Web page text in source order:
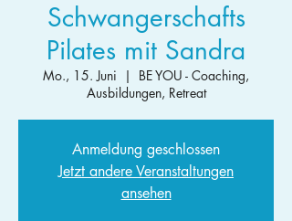
Schwangerschafts
Pilates mit Sandra
Mo., 15. Juni
  |
BE YOU - Coaching,
Ausbildungen, Retreat
Anmeldung geschlossen
Jetzt andere Veranstaltungen
ansehen